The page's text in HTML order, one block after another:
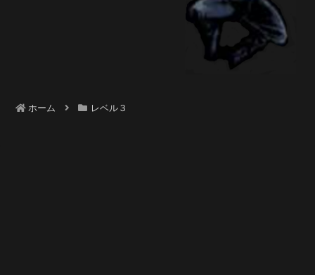
ホーム レベル３